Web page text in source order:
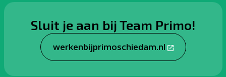
Sluit je aan bij Team Primo!
werkenbijprimoschiedam.nl